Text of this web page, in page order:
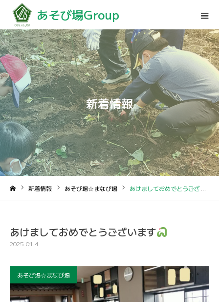
あそび場Group
新着情報
新着情報 あそび場☆まなび場 あけましておめでとうございます
あけましておめでとうございます
2025.01.4
あそび場☆まなび場